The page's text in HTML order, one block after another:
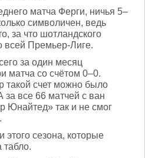
матча Ферги, ничья 5–
символичен, ведь
за что шотландского
всей Премьер-Лиге.
за один месяц
матча со счётом 0–0.
такой счет можно было
все 66 матчей с ван
Юнайтед» так и не смог
сезона, которые
табло.